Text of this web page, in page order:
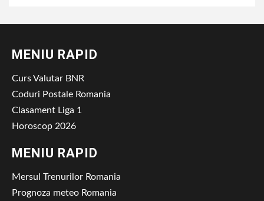
MENIU RAPID
Curs Valutar BNR
Coduri Postale Romania
Clasament Liga 1
Horoscop 2026
MENIU RAPID
Mersul Trenurilor Romania
Prognoza meteo Romania